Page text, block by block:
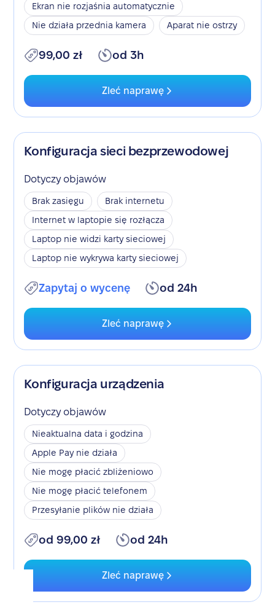
Ekran nie rozjaśnia automatycznie
Nie działa przednia kamera
Aparat nie ostrzy
99,00 zł od 3h
Zleć naprawę
Konfiguracja sieci bezprzewodowej
Dotyczy objawów
Brak zasięgu
Brak internetu
Internet w laptopie się rozłącza
Laptop nie widzi karty sieciowej
Laptop nie wykrywa karty sieciowej
Zapytaj o wycenę od 24h
Zleć naprawę
Konfiguracja urządzenia
Dotyczy objawów
Nieaktualna data i godzina
Apple Pay nie działa
Nie mogę płacić zbliżeniowo
Nie mogę płacić telefonem
Przesyłanie plików nie działa
od 99,00 zł od 24h
Zleć naprawę